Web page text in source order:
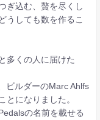
ぎ込む、贅を尽くし
うしても数を作るこ
多くの人に届けた
ビルダーのMarc Ahlfs
とになりました。
の名前を載せる